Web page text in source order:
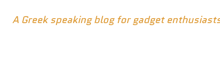
A Greek speaking blog for gadget